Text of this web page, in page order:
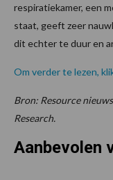
respiratiekamer, een
staat, geeft zeer
dit echter te duur en
Om verder te lezen,
Bron: Resource
Research.
Aanbevolen